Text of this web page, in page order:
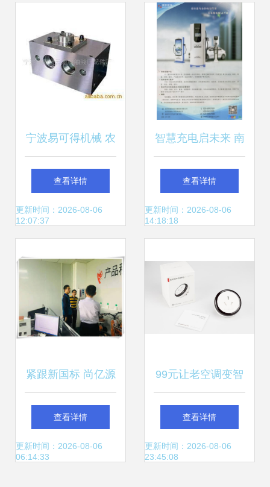
见闻
宁波易可得机械 农
机与智能设备配件
大全
查看详情
更新时间：2026-08-06
12:07:37
智慧充电启未来 南
京能瑞的能源转型
战略
查看详情
更新时间：2026-08-06
14:18:18
紧跟新国标 尚亿源
迎接广东省电动车
协会郭部长一行，
查看详情
更新时间：2026-08-06
06:14:33
99元让老空调变智
能！语音控制+实
时监控，不换空调
查看详情
更新时间：2026-08-06
23:45:08